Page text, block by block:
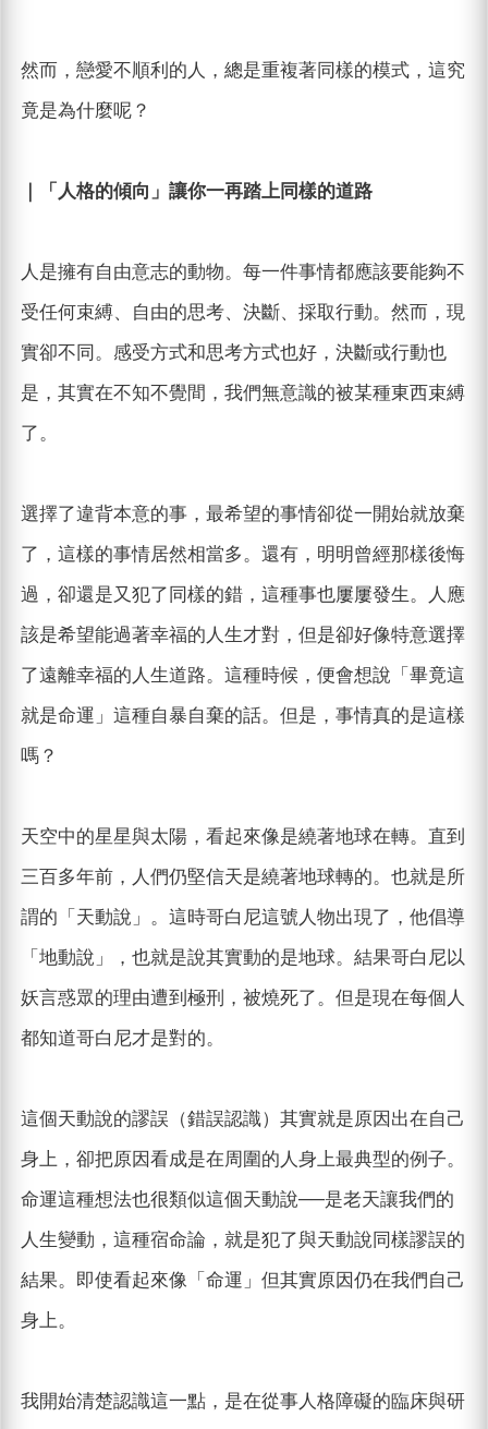
然而，戀愛不順利的人，總是重複著同樣的模式，這究
竟是為什麼呢？
｜「人格的傾向」讓你一再踏上同樣的道路
人是擁有自由意志的動物。每一件事情都應該要能夠不
受任何束縛、自由的思考、決斷、採取行動。然而，現
實卻不同。感受方式和思考方式也好，決斷或行動也
是，其實在不知不覺間，我們無意識的被某種東西束縛
了。
選擇了違背本意的事，最希望的事情卻從一開始就放棄
了，這樣的事情居然相當多。還有，明明曾經那樣後悔
過，卻還是又犯了同樣的錯，這種事也屢屢發生。人應
該是希望能過著幸福的人生才對，但是卻好像特意選擇
了遠離幸福的人生道路。這種時候，便會想說「畢竟這
就是命運」這種自暴自棄的話。但是，事情真的是這樣
嗎？
天空中的星星與太陽，看起來像是繞著地球在轉。直到
三百多年前，人們仍堅信天是繞著地球轉的。也就是所
謂的「天動說」。這時哥白尼這號人物出現了，他倡導
「地動說」，也就是說其實動的是地球。結果哥白尼以
妖言惑眾的理由遭到極刑，被燒死了。但是現在每個人
都知道哥白尼才是對的。
這個天動說的謬誤（錯誤認識）其實就是原因出在自己
身上，卻把原因看成是在周圍的人身上最典型的例子。
命運這種想法也很類似這個天動說──是老天讓我們的
人生變動，這種宿命論，就是犯了與天動說同樣謬誤的
結果。即使看起來像「命運」但其實原因仍在我們自己
身上。
我開始清楚認識這一點，是在從事人格障礙的臨床與研